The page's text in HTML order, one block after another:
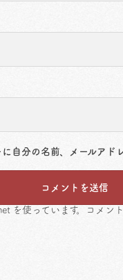
自分の名前、メールアド
を使っています。
コメン